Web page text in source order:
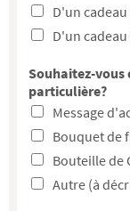
D'un
D'un
Souhaitez-vous
particulière?
Message
Bouquet de
Bouteille de
Autre (à